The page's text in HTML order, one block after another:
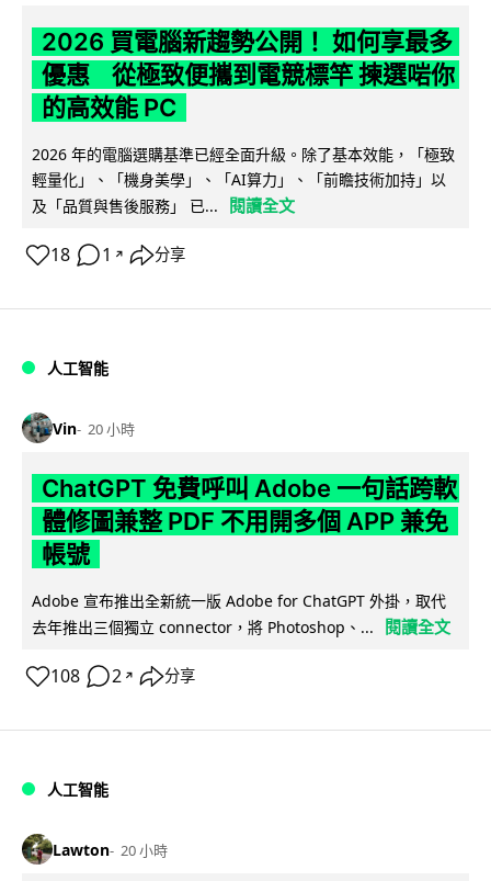
2026 買電腦新趨勢公開！ 如何享最多
優惠 從極致便攜到電競標竿 揀選啱你
的高效能 PC
2026 年的電腦選購基準已經全面升級。除了基本效能，「極致
輕量化」、「機身美學」、「AI算力」、「前瞻技術加持」以
及「品質與售後服務」 已...
閱讀全文
18 1 ↗ 分享
人工智能
Vin 20 小時
ChatGPT 免費呼叫 Adobe 一句話跨軟
體修圖兼整 PDF 不用開多個 APP 兼免
帳號
Adobe 宣布推出全新統一版 Adobe for ChatGPT 外掛，取代
去年推出三個獨立 connector，將 Photoshop、...
閱讀全文
108 2 ↗ 分享
人工智能
Lawton 20 小時